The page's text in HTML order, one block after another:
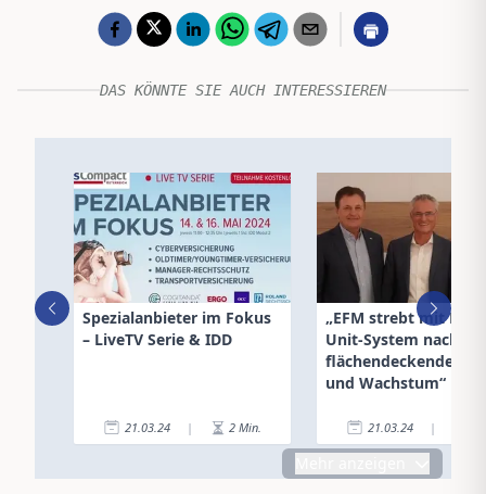
DAS KÖNNTE SIE AUCH INTERESSIEREN
Spezialanbieter im Fokus
– LiveTV Serie & IDD
21.03.24 | 2 Min.
„EFM strebt mit
Unit-System nach
flächendeckender
und Wachstum“
21.03.24 |